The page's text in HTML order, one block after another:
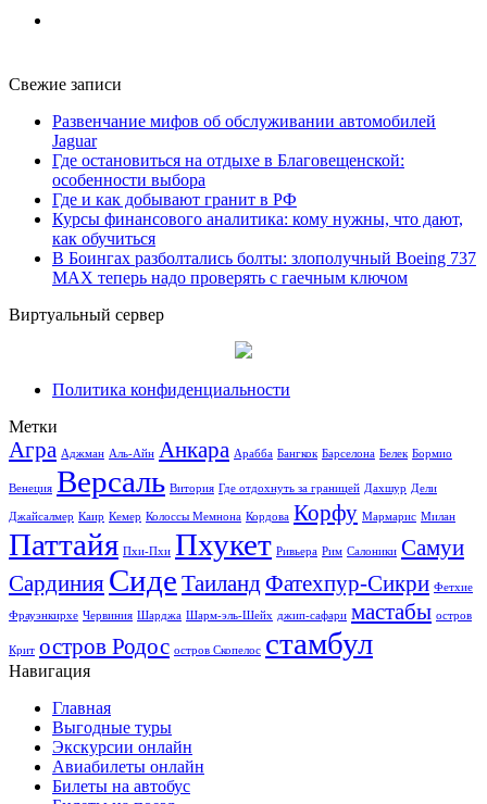
Свежие записи
Развенчание мифов об обслуживании автомобилей
Jaguar
Где остановиться на отдыхе в Благовещенской:
особенности выбора
Где и как добывают гранит в РФ
Курсы финансового аналитика: кому нужны, что дают,
как обучиться
В Боингах разболтались болты: злополучный Boeing 737
MAX теперь надо проверять с гаечным ключом
Виртуальный сервер
Политика конфиденциальности
Метки
Агра Аджман Аль-Айн Анкара Арабба Бангкок Барселона Белек Бормио
Венеция Версаль Витория Где отдохнуть за границей Дахшур Дели
Джайсалмер Каир Кемер Колоссы Мемнона Кордова Корфу Мармарис Милан
Паттайя Пхи-Пхи Пхукет Ривьера Рим Салоники Самуи
Сардиния Сиде ТаиландФатехпур-Сикри Фетхие
Фрауэнкирхе Червиния Шарджа Шарм-эль-Шейх джип-сафари мастабы остров
Крит остров Родос остров Скопелос стамбул
Навигация
Главная
Выгодные туры
Экскурсии онлайн
Авиабилеты онлайн
Билеты на автобус